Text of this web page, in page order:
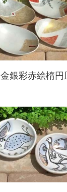
金銀彩赤絵楕円